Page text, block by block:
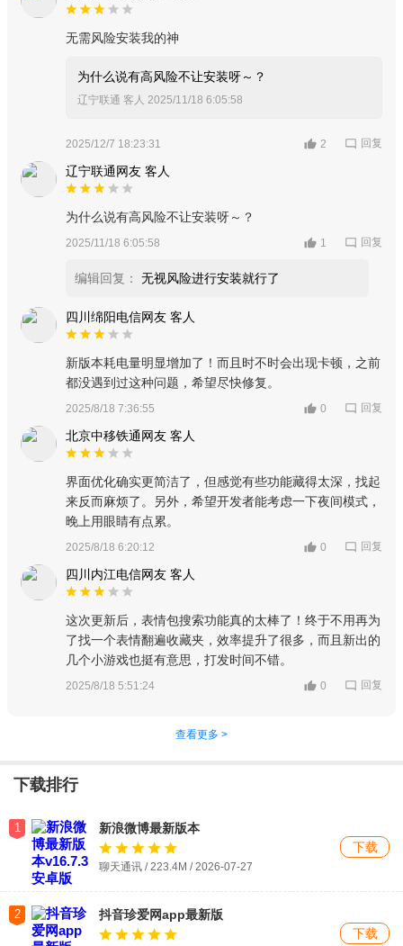
无需风险安装我的神
为什么说有高风险不让安装呀～？
辽宁联通 客人 2025/11/18 6:05:58
2025/12/7 18:23:31 2 回复
辽宁联通网友 客人
为什么说有高风险不让安装呀～？
2025/11/18 6:05:58 1 回复
编辑回复： 无视风险进行安装就行了
四川绵阳电信网友 客人
新版本耗电量明显增加了！而且时不时会出现卡顿，之前
都没遇到过这种问题，希望尽快修复。
2025/8/18 7:36:55 0 回复
北京中移铁通网友 客人
界面优化确实更简洁了，但感觉有些功能藏得太深，找起
来反而麻烦了。另外，希望开发者能考虑一下夜间模式，
晚上用眼睛有点累。
2025/8/18 6:20:12 0 回复
四川内江电信网友 客人
这次更新后，表情包搜索功能真的太棒了！终于不用再为
了找一个表情翻遍收藏夹，效率提升了很多，而且新出的
几个小游戏也挺有意思，打发时间不错。
2025/8/18 5:51:24 0 回复
查看更多 >
下载排行
1 新浪微博最新版本
聊天通讯 / 223.4M / 2026-07-27
下载
2 抖音珍爱网app最新版
下载